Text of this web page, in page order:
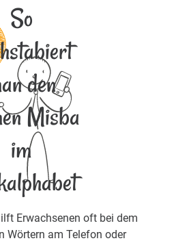
So
den
Misba
im
Erwachsenen oft bei dem
Wörtern am Telefon oder